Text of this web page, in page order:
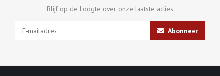
Blijf op de hoogte over onze laatste acties
Abonneer